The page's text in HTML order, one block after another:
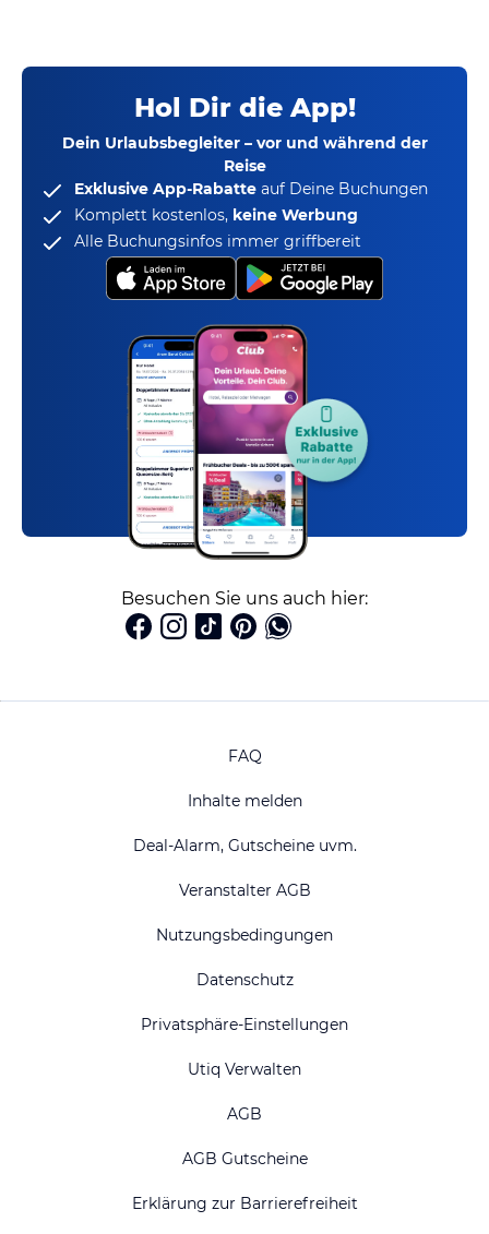
Hol Dir die App!
Dein Urlaubsbegleiter – vor und während der
Reise
Exklusive App-Rabatte auf Deine Buchungen
Komplett kostenlos, keine Werbung
Alle Buchungsinfos immer griffbereit
Besuchen Sie uns auch hier:
FAQ
Inhalte melden
Deal-Alarm, Gutscheine uvm.
Veranstalter AGB
Nutzungsbedingungen
Datenschutz
Privatsphäre-Einstellungen
Utiq Verwalten
AGB
AGB Gutscheine
Erklärung zur Barrierefreiheit